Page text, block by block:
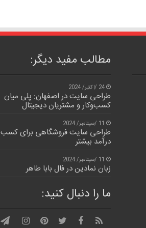
مطالب مفید دیگر:
24 /اکتبر/ 2024
طراحی سایت در اصفهان: پلی میان
کسب‌وکار و مشتریان دیجیتال
11 /سپتامبر/ 2024
طراحی سایت فروشگاهی برای کسب
درآمد بیشتر
11 /سپتامبر/ 2024
زبان نمادین در فال بابا طاهر
ما را دنبال کنید: